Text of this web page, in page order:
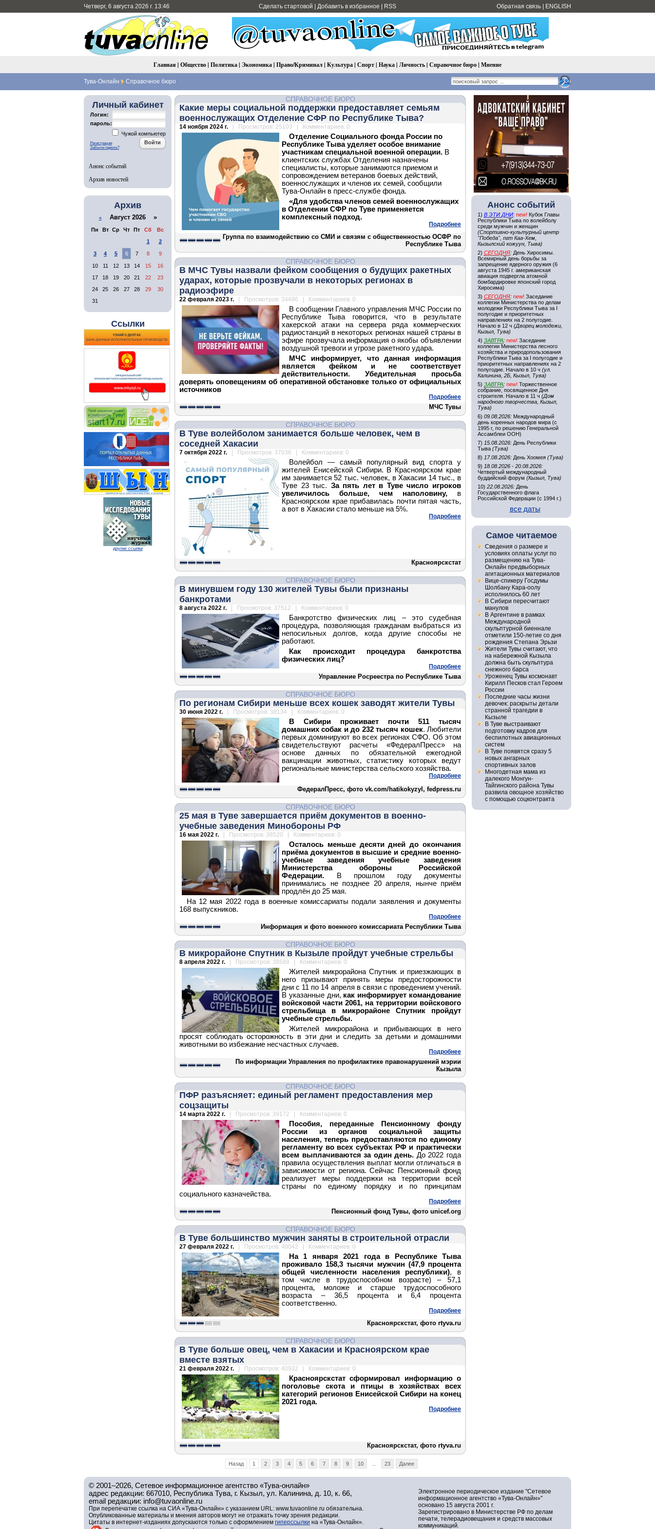
Четверг, 6 августа 2026 г. 13:46 Сделать стартовой Добавить в избранное RSS Обратная связь ENGLISH
Главная | Общество| Политика| Экономика| Право/Криминал| Культура| Спорт| Наука| Личность| Справочное бюро| Мнение
Тува-Онлайн Справочное бюро
Личный кабинет
Логин:
пароль:
Чужой компьютер
Регистрация
Забыли пароль?
Анонс событий
Архив новостей
Архив
« Август 2026 »
Пн Вт Ср Чт Пт Сб
Вс
1
2
3 4 5 6 7 8 9
10 11 12 13 14 15
16
17
18 19 20 21 22
23
24
25 26 27 28 29
30
31
Ссылки
другие ссылки
СПРАВОЧНОЕ БЮРО
Какие меры социальной поддержки предоставляет семьям
военнослужащих Отделение СФР по Республике Тыва?
14 ноября 2024 г. | Просмотров: 25103 | Комментариев: 0
Отделение Социального фонда России по
Республике Тыва уделяет особое внимание
участникам специальной военной операции. В
клиентских службах Отделения назначены
специалисты, которые занимаются приемом и
сопровождением ветеранов боевых действий,
военнослужащих и членов их семей, сообщили
Тува-Онлайн в пресс-службе фонда.
«Для удобства членов семей военнослужащих
в Отделении СФР по Туве применяется
комплексный подход.
Подробнее
Группа по взаимодействию со СМИ и связям с общественностью ОСФР по
Республике Тыва
СПРАВОЧНОЕ БЮРО
В МЧС Тувы назвали фейком сообщения о будущих ракетных
ударах, которые прозвучали в некоторых регионах в
радиоэфире
22 февраля 2023 г. | Просмотров: 34486 | Комментариев: 0
В сообщении Главного управления МЧС России по
Республике Тыва говорится, что в результате
хакерской атаки на сервера ряда коммерческих
радиостанций в некоторых регионах нашей страны в
эфире прозвучала информация о якобы объявлении
воздушной тревоги и угрозе ракетного удара.
МЧС информирует, что данная информация
является фейком и не соответствует
действительности. Убедительная просьба
доверять оповещениям об оперативной обстановке только от официальных
источников
Подробнее
МЧС Тувы
СПРАВОЧНОЕ БЮРО
В Туве волейболом занимается больше человек, чем в
соседней Хакасии
7 октября 2022 г. | Просмотров: 37036 | Комментариев: 0
Волейбол — самый популярный вид спорта у
жителей Енисейской Сибири. В Красноярском крае
им занимается 52 тыс. человек, в Хакасии 14 тыс., в
Туве 23 тыс. За пять лет в Туве число игроков
увеличилось больше, чем наполовину, в
Красноярском крае прибавилась почти пятая часть,
а вот в Хакасии стало меньше на 5%.
Подробнее
Красноярскстат
СПРАВОЧНОЕ БЮРО
В минувшем году 130 жителей Тувы были признаны
банкротами
8 августа 2022 г. | Просмотров: 37512 | Комментариев: 0
Банкротство физических лиц – это судебная
процедура, позволяющая гражданам выбраться из
непосильных долгов, когда другие способы не
работают.
Как происходит процедура банкротства
физических лиц?
Подробнее
Управление Росреестра по Республике Тыва
СПРАВОЧНОЕ БЮРО
По регионам Сибири меньше всех кошек заводят жители Тувы
30 июня 2022 г. | Просмотров: 38134 | Комментариев: 0
В Сибири проживает почти 511 тысяч
домашних собак и до 232 тысяч кошек. Любители
первых доминируют во всех регионах СФО. Об этом
свидетельствуют расчеты «ФедералПресс» на
основе данных по обязательной ежегодной
вакцинации животных, статистику которых ведут
региональные министерства сельского хозяйства.
Подробнее
ФедералПресс, фото vk.com/hatikokyzyl, fedpress.ru
СПРАВОЧНОЕ БЮРО
25 мая в Туве завершается приём документов в военно-
учебные заведения Минобороны РФ
16 мая 2022 г. | Просмотров: 38520 | Комментариев: 0
Осталось меньше десяти дней до окончания
приёма документов в высшие и средние военно-
учебные заведения учебные заведения
Министерства обороны Российской
Федерации. В прошлом году документы
принимались не позднее 20 апреля, нынче приём
продлён до 25 мая.
На 12 мая 2022 года в военные комиссариаты подали заявления и документы
168 выпускников.
Подробнее
Информация и фото военного комиссариата Республики Тыва
СПРАВОЧНОЕ БЮРО
В микрорайоне Спутник в Кызыле пройдут учебные стрельбы
8 апреля 2022 г. | Просмотров: 38588 | Комментариев: 0
Жителей микрорайона Спутник и приезжающих в
него призывают принять меры предосторожности
дни с 11 по 14 апреля в связи с проведением учений.
В указанные дни, как информирует командование
войсковой части 2061, на территории войскового
стрельбища в микрорайоне Спутник пройдут
учебные стрельбы.
Жителей микрорайона и прибывающих в него
просят соблюдать осторожность в эти дни и следить за детьми и домашними
животными во избежание несчастных случаев.
Подробнее
По информации Управления по профилактике правонарушений мэрии
Кызыла
СПРАВОЧНОЕ БЮРО
ПФР разъясняет: единый регламент предоставления мер
соцзащиты
14 марта 2022 г. | Просмотров: 39172 | Комментариев: 0
Пособия, переданные Пенсионному фонду
России из органов социальной защиты
населения, теперь предоставляются по единому
регламенту во всех субъектах РФ и практически
всем выплачиваются за один день. До 2022 года
правила осуществления выплат могли отличаться в
зависимости от региона. Сейчас Пенсионный фонд
реализует меры поддержки на территории всей
страны по единому порядку и по принципам
социального казначейства.
Подробнее
Пенсионный фонд Тувы, фото unicef.org
СПРАВОЧНОЕ БЮРО
В Туве большинство мужчин заняты в строительной отрасли
27 февраля 2022 г. | Просмотров: 40042 | Комментариев: 0
На 1 января 2021 года в Республике Тыва
проживало 158,3 тысячи мужчин (47,9 процента
общей численности населения республики), в
том числе в трудоспособном возрасте) – 57,1
процента, моложе и старше трудоспособного
возраста – 36,5 процента и 6,4 процента
соответственно.
Подробнее
Красноярскстат, фото rtyva.ru
СПРАВОЧНОЕ БЮРО
В Туве больше овец, чем в Хакасии и Красноярском крае
вместе взятых
21 февраля 2022 г. | Просмотров: 40932 | Комментариев: 0
Красноярскстат сформировал информацию о
поголовье скота и птицы в хозяйствах всех
категорий регионов Енисейской Сибири на конец
2021 года.
Подробнее
Красноярскстат, фото rtyva.ru
Назад 1 2 3 4 5 6 7 8 9 10 23 Далее
Анонс событий
1) В ЭТИ ДНИ: new! Кубок Главы
Республики Тыва по волейболу
среди мужчин и женщин
(Спортивно-культурный центр
"Победа", пгт Каа-Хем,
Кызылский кожуун, Тыва)
2) СЕГОДНЯ: День Хиросимы.
Всемирный день борьбы за
запрещение ядерного оружия (6
августа 1945 г. американская
авиация подвергла атомной
бомбардировке японский город
Хиросима)
3) СЕГОДНЯ: new! Заседание
коллегии Министерства по делам
молодежи Республики Тыва за I
полугодие и приоритетных
направлениях на 2 полугодие.
Начало в 12 ч (Дворец молодежи,
Кызыл, Тува)
4) ЗАВТРА: new! Заседание
коллегии Министерства лесного
хозяйства и природопользования
Республики Тыва за I полугодие и
приоритетных направлениях на 2
полугодие. Начало в 10 ч (ул.
Калинина, 2Б, Кызыл, Тува)
5) ЗАВТРА: new! Торжественное
собрание, посвященное Дня
строителя. Начало в 11 ч (Дом
народного творчества, Кызыл,
Тува)
6) 09.08.2026: Международный
день коренных народов мира (с
1995 г, по решению Генеральной
Ассамблеи ООН)
7) 15.08.2026: День Республики
Тыва (Тува)
8) 17.08.2026: День Хоомея (Тува)
9) 18.08.2026 - 20.08.2026:
Четвертый международный
буддийский форум (Кызыл, Тува)
10) 22.08.2026: День
Государственного флага
Российской Федерации (с 1994 г.)
все даты
Самое читаемое
Сведения о размере и
условиях оплаты услуг по
размещению на Тува-
Онлайн предвыборных
агитационных материалов
Вице-спикеру Госдумы
Шолбану Кара-оолу
исполнилось 60 лет
В Сибири пересчитают
манулов
В Аргентине в рамках
Международной
скульптурной биеннале
отметили 150-летие со дня
рождения Степана Эрьзи
Жители Тувы считают, что
на набережной Кызыла
должна быть скульптура
снежного барса
Уроженец Тувы космонавт
Кирилл Песков стал Героем
России
Последние часы жизни
девочек: раскрыты детали
странной трагедии в
Кызыле
В Туве выстраивают
подготовку кадров для
беспилотных авиационных
систем
В Туве появятся сразу 5
новых ангарных
спортивных залов
Многодетная мама из
далекого Монгун-
Тайгинского района Тувы
развила овощное хозяйство
с помощью соцконтракта
© 2001–2026, Сетевое информационное агентство «Тува-онлайн»
адрес редакции: 667010, Республика Тува, г. Кызыл, ул. Калинина, д. 10, к. 66,
email редакции: info@tuvaonline.ru
При перепечатке ссылка на СИА «Тува-Онлайн» с указанием URL: www.tuvaonline.ru обязательна.
Опубликованные материалы и мнения авторов могут не отражать точку зрения редакции.
Цитаты в интернет-изданиях допускаются только с оформлением гиперссылки на «Тува-Онлайн».
Электронное периодическое издание "Сетевое
информационное агентство «Тува-Онлайн»"
основано 15 августа 2001 г.
Зарегистрировано в Министерстве РФ по делам
печати, телерадиовещания и средств массовых
коммуникаций.